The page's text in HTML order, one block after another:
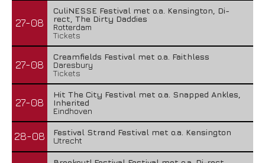
27-08
CuliNESSE Festival met o.a. Kensington, Di-
rect, The Dirty Daddies
Rotterdam
Tickets
27-08
Creamfields Festival met o.a. Faithless
Daresbury
Tickets
27-08
Hit The City Festival met o.a. Snapped Ankles,
Inherited
Eindhoven
28-08
Festival Strand Festival met o.a. Kensington
Utrecht